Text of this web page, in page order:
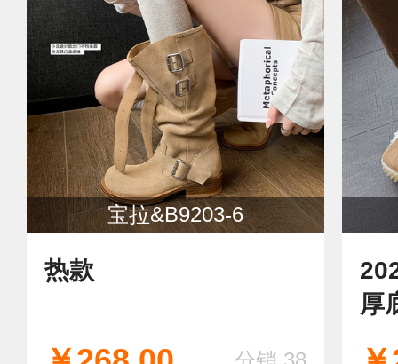
宝拉&B9203-6
热款
厚